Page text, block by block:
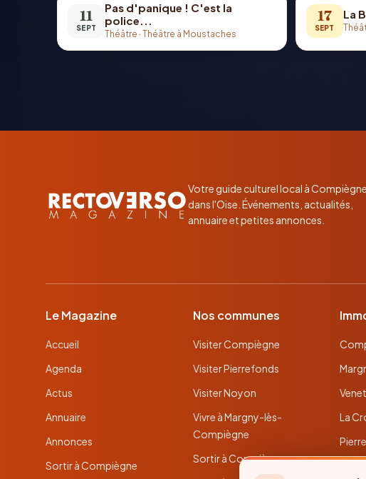
11
SEPT
Pas d'panique ! C'est la
police...
Théâtre · Théâtre à Moustaches
17
SEPT
La
Votre guide culturel local à
dans l'Oise. Événements, actualités,
annuaire et petites annonces.
Le Magazine
Accueil
Agenda
Actus
Annuaire
Annonces
Sortir à Compiègne
Nos communes
Visiter Compiègne
Visiter Pierrefonds
Visiter Noyon
Vivre à Margny-lès-
Compiègne
Sortir à Compiègne
La